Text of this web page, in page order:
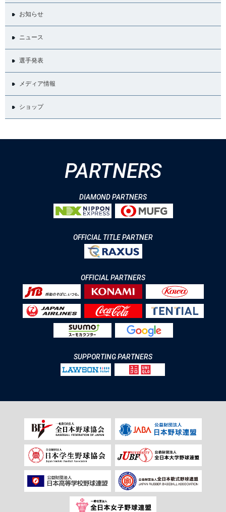
お知らせ
ニュース
選手発表
メディア情報
ショップ
PARTNERS
DIAMOND PARTNERS
OFFICIAL TITLE PARTNER
OFFICIAL PARTNERS
SUPPORTING PARTNERS